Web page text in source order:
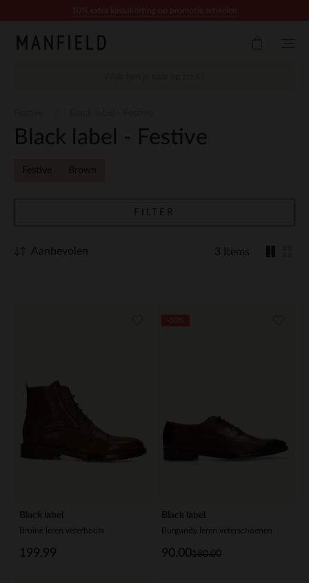
Black label - Festive
Festive Brown
FILTER
3 Items
Aanbevolen
Black label
Bruine leren veterboots
199.99
Black label
Burgundy leren veterschoenen
180.00
90.00